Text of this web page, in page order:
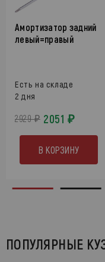
Амортизатор задний
левый=правый
Есть на складе
2 дня
2929 ₽ 2051 ₽
В КОРЗИНУ
ПОПУЛЯРНЫЕ